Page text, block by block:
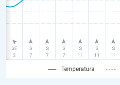
Temperatura